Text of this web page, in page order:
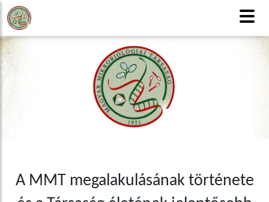
MMT
CSAK TAGOKNAK
A MMT megalakulásának története